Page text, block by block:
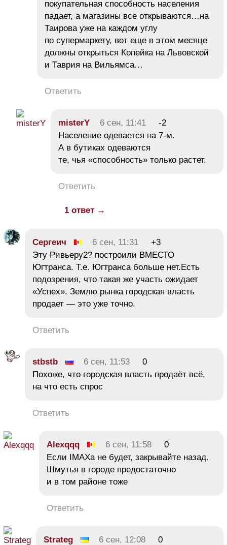
покупательная способность населения
падает, а магазины все открываются…на
Таирова уже на каждом углу
по супермаркету, вот еще в этом месяце
должны открыться Копейка на Львовской
и Таврия на Вильямса…
Ответить
misterY 6 сен, 11:41
-2
Население одевается на 7-м.
А в бутиках одеваются
те, чья «способность» только растет.
Ответить
1 ответ →
Сергеич 6 сен, 11:31
+3
Эту Ривьеру2? построили ВМЕСТО
Югтранса. Т.е. Югтранса больше нет.Есть
подозрения, что такая же участь ожидает
«Успех». Землю рынка городская власть
продает — это уже точно.
Ответить
stbstb 6 сен, 11:53
0
Похоже, что городская власть продаёт всё,
на что есть спрос
Ответить
Alexqqq 6 сен, 11:58
0
Если IMAXа не будет, закрывайте назад.
Шмутья в городе предостаточно
и в том районе тоже
Ответить
Strateg 6 сен, 12:08
0